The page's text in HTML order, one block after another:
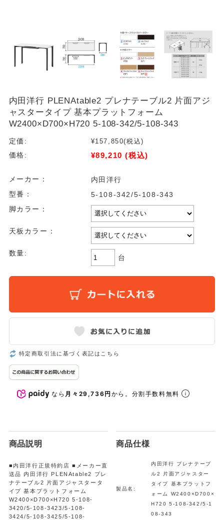
内田洋行 PLENAtable2 プレナテーブル2 片面アジ
ャスタータイプ 基本プラットフォーム
W2400×D700×H720 5-108-342/5-108-343
定価: ¥157,850(税込)
価格:
¥89,210 (税込)
メーカー：
内田洋行
型番：
5-108-342/5-108-343
脚カラー：
天板カラー：
数量:
台
特定商取引法に基づく表記はこちら
なら 月々29,736円から。分割手数料無料
商品説明
■内田洋行正規特約店 ■メーカー直
送品 内田洋行 PLENAtable2 プレ
ナテーブル2 片面アジャスタータ
イプ 基本プラットフォーム
W2400×D700×H720 5-108-
3420/5-108-3423/5-108-
3424/5-108-3425/5-108-
商品仕様
製品名:
内田洋行 プレナテーブ
ル2 片面アジャスター
タイプ 基本プラットフ
ォーム W2400×D700×
H720 5-108-342/5-1
08-343